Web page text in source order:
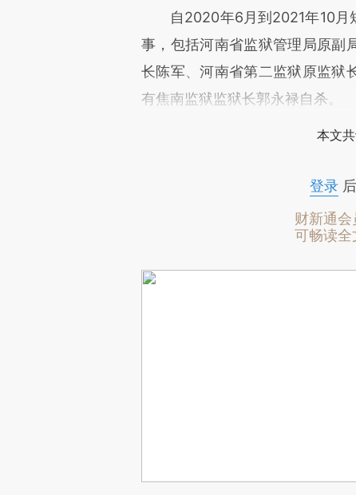
自2020年6月到2021年10月短
事，包括河南省监狱管理局原副
长陈军、河南省第二监狱原监狱
有焦南监狱监狱长郭永禄自杀。
本文
登录后
财新通会
可畅读全